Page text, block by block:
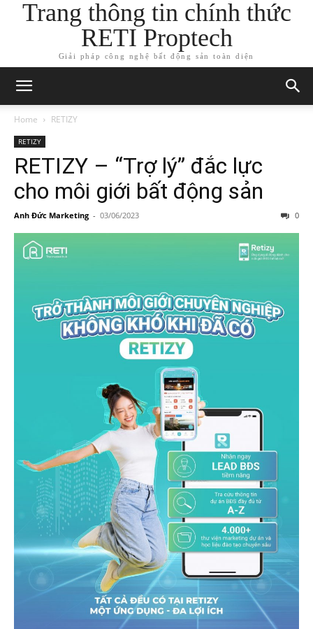
Trang thông tin chính thức
RETI Proptech
Giải pháp công nghệ bất động sản toàn diện
Home RETIZY
RETIZY
RETIZY – “Trợ lý” đắc lực
cho môi giới bất động sản
Anh Đức Marketing - 03/06/2023 0